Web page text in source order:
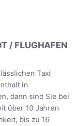
/ FLUGHAFEN
Taxi
in
dann sind Sie bei
über 10 Jahren
bis zu 16